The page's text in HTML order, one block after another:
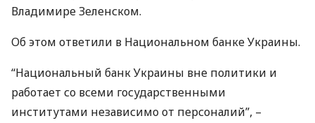
Владимире Зеленском.
Об этом ответили в Национальном банке Украины.
“Национальный банк Украины вне политики и
работает со всеми государственными
институтами независимо от персоналий”, –